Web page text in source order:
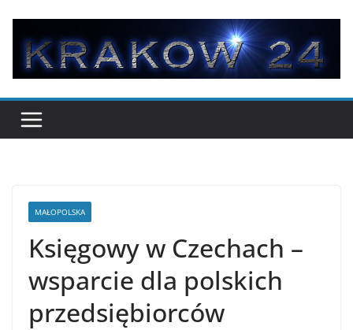
treści
MAŁOPOLSKA
Księgowy w Czechach –
wsparcie dla polskich
przedsiębiorców